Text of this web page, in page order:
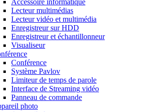
Accessoire informatique
Lecteur multimédias
Lecteur vidéo et multimédia
Enregistreur sur HDD
Enregistreur et échantillonneur
Visualiseur
Conférence
Système Pavlov
Limiteur de temps de parole
Interface de Streaming vidéo
Panneau de commande
photo